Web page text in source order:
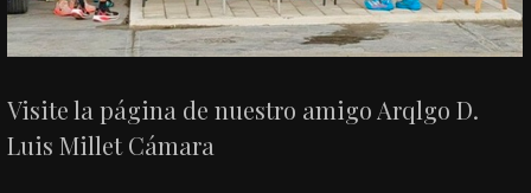
Visite la página de nuestro amigo Arqlgo D.
Luis Millet Cámara